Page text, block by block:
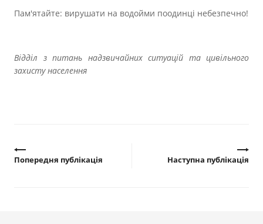
Пам'ятайте: вирушати на водойми поодинці небезпечно!
Відділ з питань надзвичайних ситуацій та цивільного
захисту населення
Попередня публікація Наступна публікація